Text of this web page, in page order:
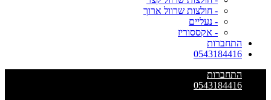
- חולצות שרוול ארוך
- נעליים
- אקססוריז
התחברות
0543184416
התחברות
0543184416